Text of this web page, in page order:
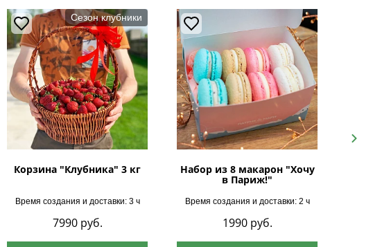
Сезон клубники
Корзина "Клубника" 3 кг
Время создания и доставки: 3 ч
7990 руб.
Набор из 8 макарон "Хочу
в Париж!"
Время создания и доставки: 2 ч
1990 руб.
Next